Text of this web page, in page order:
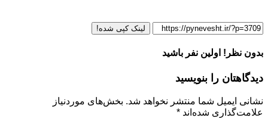
لینک کپی شده!
بدون نظر! اولین نفر باشید
دیدگاهتان را بنویسید
نشانی ایمیل شما منتشر نخواهد شد. بخش‌های موردنیاز
علامت‌گذاری شده‌اند *